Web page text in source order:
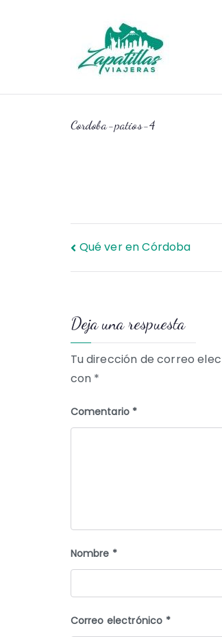
Zapas
Cordoba-patios-4
Navegación
entradas
Qué ver en Córdoba
Deja una respuesta
Tu dirección de correo
con *
Comentario *
Nombre *
Correo electrónico *